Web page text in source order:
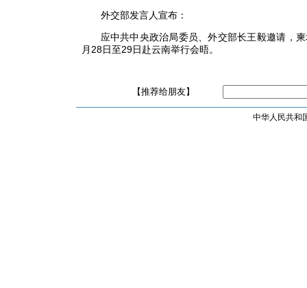
外交部发言人宣布：
应中共中央政治局委员、外交部长王毅邀请，
月28日至29日赴云南举行会晤。
【推荐给朋友】
中华人民共和